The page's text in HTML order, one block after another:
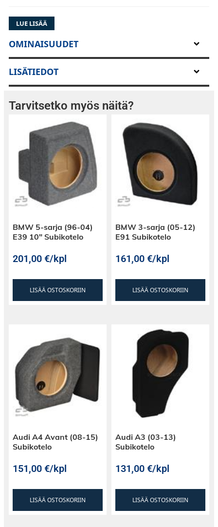
LUE LISÄÄ
OMINAISUUDET
LISÄTIEDOT
Tarvitsetko myös näitä?
BMW 5-sarja (96-04)
E39 10″ Subikotelo
201,00€/kpl
LISÄÄ OSTOSKORIIN
BMW 3-sarja (05-12)
E91 Subikotelo
161,00€/kpl
LISÄÄ OSTOSKORIIN
Audi A4 Avant (08-15)
Subikotelo
151,00€/kpl
LISÄÄ OSTOSKORIIN
Audi A3 (03-13)
Subikotelo
131,00€/kpl
LISÄÄ OSTOSKORIIN